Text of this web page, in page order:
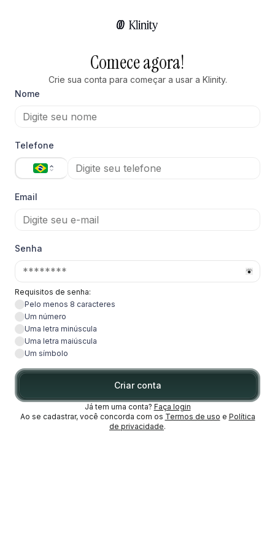
Comece agora!
Crie sua conta para começar a usar a Klinity.
Nome
Telefone
Email
Senha
Requisitos de senha:
Pelo menos 8 caracteres
Um número
Uma letra minúscula
Uma letra maiúscula
Um símbolo
Criar conta
Já tem uma conta? Faça login
Ao se cadastrar, você concorda com os Termos de uso e Política
de privacidade.